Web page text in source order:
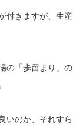
付きますが、生産
の「歩留まり」の
いのか、それすら